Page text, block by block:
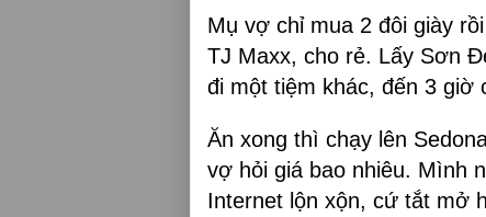
Mụ vợ chỉ mua 2 đôi giày
TJ Maxx, cho rẻ. Lấy Sơn
đi một tiệm khác, đến 3 giờ
Ăn xong thì chạy lên
vợ hỏi giá bao nhiêu. Mình
Internet lộn xộn, cứ tắt mở